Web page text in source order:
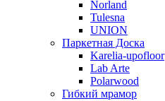
Norland
Tulesna
UNION
Паркетная Доска
Karelia-upofloor
Lab Arte
Polarwood
Гибкий мрамор